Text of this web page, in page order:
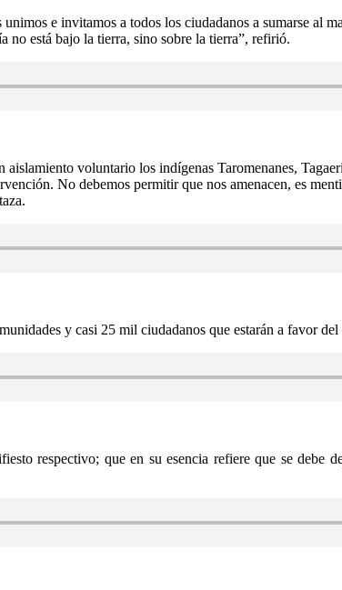
e invitamos a todos los ciudadanos a sumarse al
está bajo la tierra, sino sobre la tierra”, refirió.
voluntario los indígenas Taromenanes,
No debemos permitir que nos amenacen, es
y casi 25 mil ciudadanos que estarán a favor del
respectivo; que en su esencia refiere que se debe